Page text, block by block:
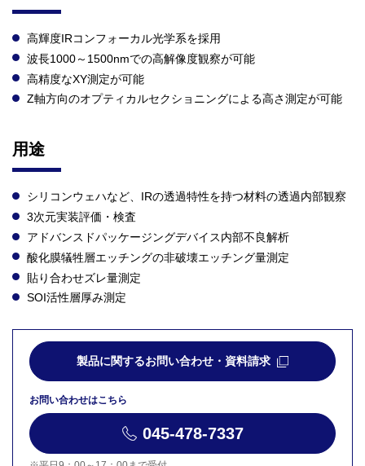
高輝度IRコンフォーカル光学系を採用
波長1000～1500nmでの高解像度観察が可能
高精度なXY測定が可能
Z軸方向のオプティカルセクショニングによる高さ測定が可能
用途
シリコンウェハなど、IRの透過特性を持つ材料の透過内部観察
3次元実装評価・検査
アドバンスドパッケージングデバイス内部不良解析
酸化膜犠牲層エッチングの非破壊エッチング量測定
貼り合わせズレ量測定
SOI活性層厚み測定
製品に関するお問い合わせ・資料請求
お問い合わせはこちら
045-478-7337